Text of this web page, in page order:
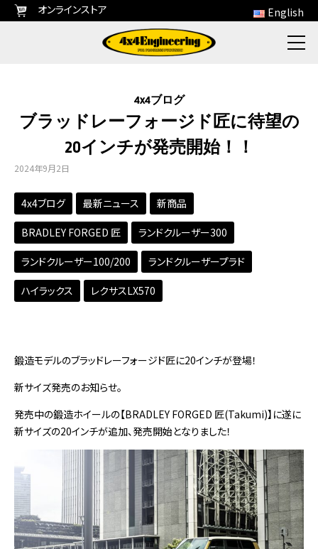
オンラインストア English
4x4ブログ
ブラッドレーフォージド匠に待望の
20インチが発売開始！！
2024年9月2日
4x4ブログ 最新ニュース 新商品
BRADLEY FORGED 匠 ランドクルーザー300
ランドクルーザー100/200 ランドクルーザープラド
ハイラックス レクサスLX570
鍛造モデルのブラッドレーフォージド匠に20インチが登場！
新サイズ発売のお知らせ。
発売中の鍛造ホイールの【BRADLEY FORGED 匠(Takumi)】に遂に
新サイズの20インチが追加、発売開始となりました！